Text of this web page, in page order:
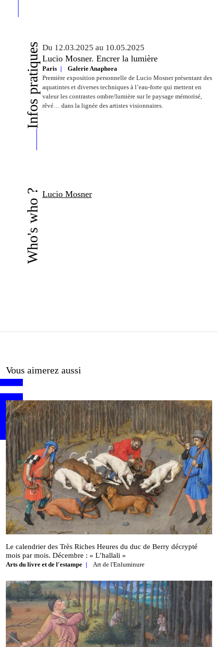
Infos pratiques Du 12.03.2025 au 10.05.2025
Lucio Mosner. Encrer la lumière
Paris
Galerie Anaphora
Première exposition personnelle de Lucio Mosner présentant des
aquatintes et diverses techniques à l’eau-forte qui mettent en
valeur les contrastes ombre/lumière sur le paysage mémorisé,
rêvé… dans la lignée des artistes visionnaires.
Who's who ? Lucio Mosner
Vous aimerez aussi
Le calendrier des Très Riches Heures du duc de Berry décrypté
mois par mois. Décembre : « L’hallali »
Arts du livre et de l'estampe Art de l'Enluminure